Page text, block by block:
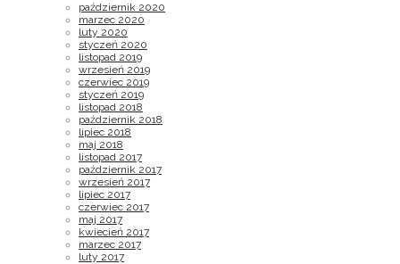
październik 2020
marzec 2020
luty 2020
styczeń 2020
listopad 2019
wrzesień 2019
czerwiec 2019
styczeń 2019
listopad 2018
październik 2018
lipiec 2018
maj 2018
listopad 2017
październik 2017
wrzesień 2017
lipiec 2017
czerwiec 2017
maj 2017
kwiecień 2017
marzec 2017
luty 2017